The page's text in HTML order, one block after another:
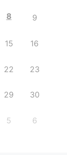
8 9
15 16
22 23
29 30
5 6